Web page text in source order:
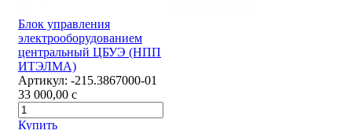
Блок управления
электрооборудованием
центральный ЦБУЭ (НПП
ИТЭЛМА)
Артикул: -215.3867000-01
33 000,00 c
Купить